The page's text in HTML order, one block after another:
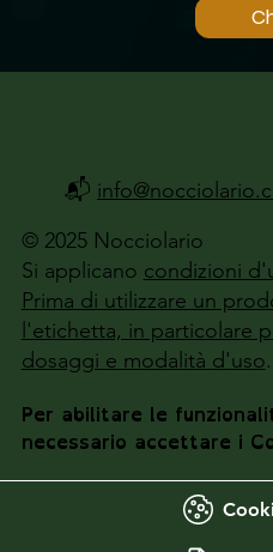
© 2025 Nocciolario
Si applicano condizioni
Prima di utilizzare un
l'etichetta, in particolare
dosaggi e modalità d'uso.
Per abilitare le
necessario accettare i
📬